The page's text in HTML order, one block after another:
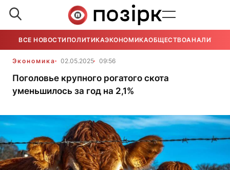
ВСЕ НОВОСТИ ПОЛИТИКАЭКОНОМИКАОБЩЕСТВОАНАЛИТИКА
Экономика 02.05.2025 09:56
Поголовье крупного рогатого скота
уменьшилось за год на 2,1%